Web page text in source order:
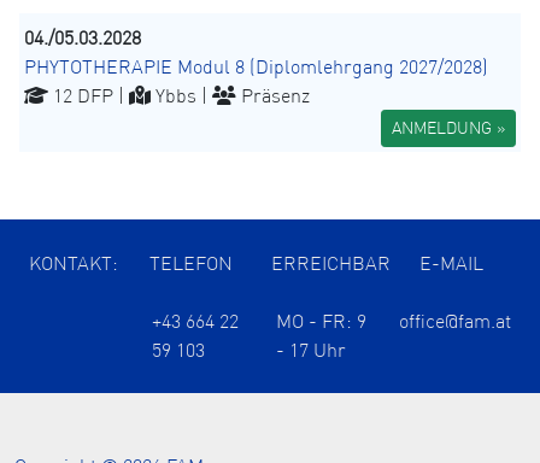
04./05.03.2028
PHYTOTHERAPIE Modul 8 (Diplomlehrgang 2027/2028)
12 DFP |
Ybbs | Präsenz
ANMELDUNG »
KONTAKT: TELEFON ERREICHBAR E-MAIL
+43 664 22
59 103
MO - FR: 9
- 17 Uhr
office@fam.at